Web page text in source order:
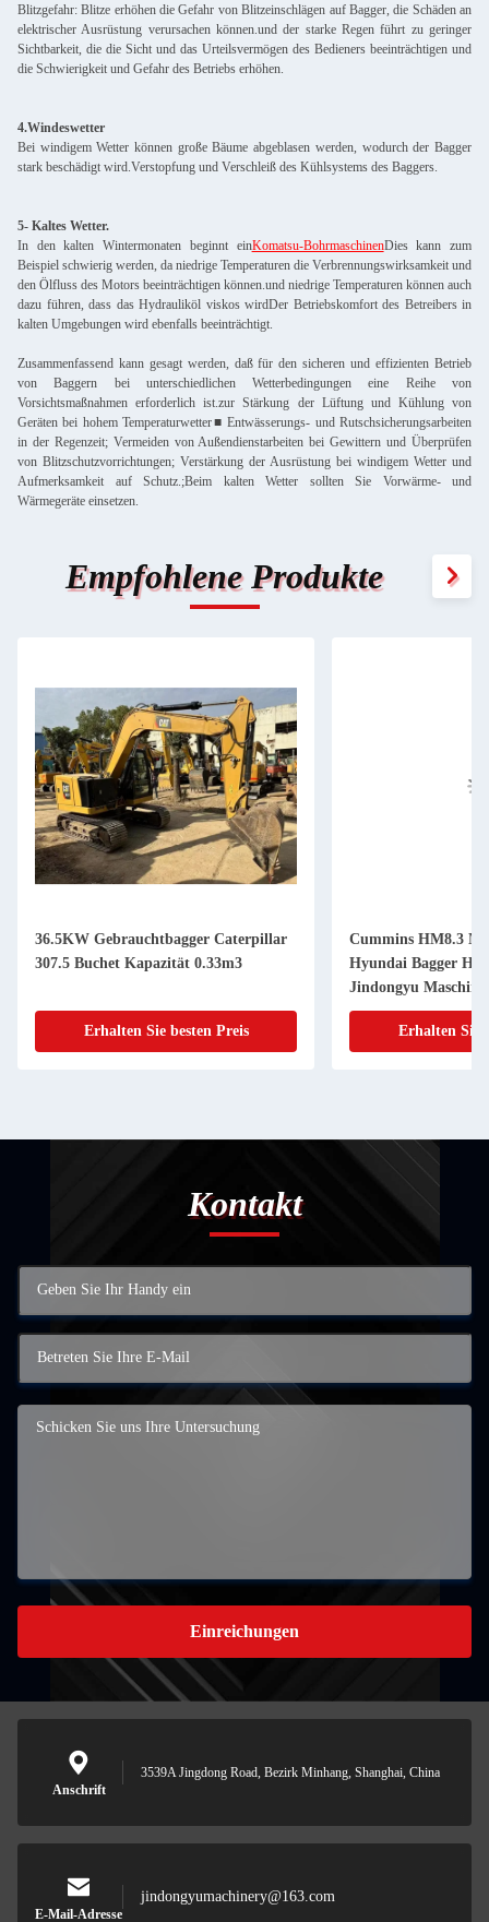
Blitzgefahr: Blitze erhöhen die Gefahr von Blitzeinschlägen auf Bagger, die Schäden an
elektrischer Ausrüstung verursachen können.und der starke Regen führt zu geringer
Sichtbarkeit, die die Sicht und das Urteilsvermögen des Bedieners beeinträchtigen und
die Schwierigkeit und Gefahr des Betriebs erhöhen.
4.Windeswetter
Bei windigem Wetter können große Bäume abgeblasen werden, wodurch der Bagger
stark beschädigt wird.Verstopfung und Verschleiß des Kühlsystems des Baggers.
5- Kaltes Wetter.
In den kalten Wintermonaten beginnt einKomatsu-BohrmaschinenDies kann zum
Beispiel schwierig werden, da niedrige Temperaturen die Verbrennungswirksamkeit und
den Ölfluss des Motors beeinträchtigen können.und niedrige Temperaturen können auch
dazu führen, dass das Hydrauliköl viskos wirdDer Betriebskomfort des Betreibers in
kalten Umgebungen wird ebenfalls beeinträchtigt.
Zusammenfassend kann gesagt werden, daß für den sicheren und effizienten Betrieb
von Baggern bei unterschiedlichen Wetterbedingungen eine Reihe von
Vorsichtsmaßnahmen erforderlich ist.zur Stärkung der Lüftung und Kühlung von
Geräten bei hohem Temperaturwetter■ Entwässerungs- und Rutschsicherungsarbeiten
in der Regenzeit; Vermeiden von Außendienstarbeiten bei Gewittern und Überprüfen
von Blitzschutzvorrichtungen; Verstärkung der Ausrüstung bei windigem Wetter und
Aufmerksamkeit auf Schutz.;Beim kalten Wetter sollten Sie Vorwärme- und
Wärmegeräte einsetzen.
Empfohlene Produkte
36.5KW Gebrauchtbagger Caterpillar
307.5 Buchet Kapazität 0.33m3
Erhalten Sie besten Preis
Cummins HM8.3
Hyundai Bagger
Jindongyu
Erhalten Sie
Kontakt
Einreichungen
Anschrift
3539A Jingdong Road, Bezirk Minhang, Shanghai, China
E-Mail-Adresse
jindongyumachinery@163.com